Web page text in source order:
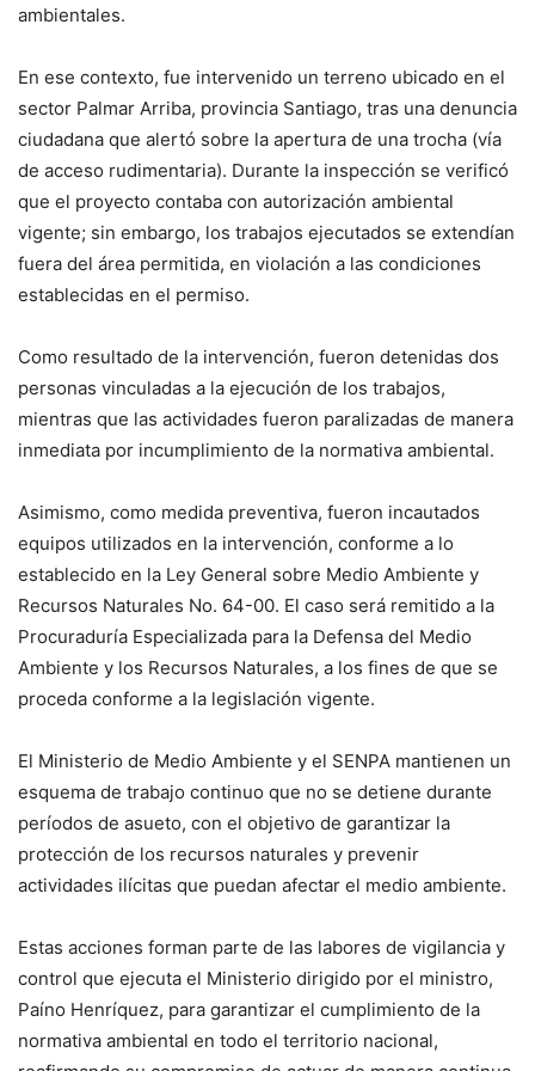
ambientales.
En ese contexto, fue intervenido un terreno ubicado en el
sector Palmar Arriba, provincia Santiago, tras una denuncia
ciudadana que alertó sobre la apertura de una trocha (vía
de acceso rudimentaria). Durante la inspección se verificó
que el proyecto contaba con autorización ambiental
vigente; sin embargo, los trabajos ejecutados se extendían
fuera del área permitida, en violación a las condiciones
establecidas en el permiso.
Como resultado de la intervención, fueron detenidas dos
personas vinculadas a la ejecución de los trabajos,
mientras que las actividades fueron paralizadas de manera
inmediata por incumplimiento de la normativa ambiental.
Asimismo, como medida preventiva, fueron incautados
equipos utilizados en la intervención, conforme a lo
establecido en la Ley General sobre Medio Ambiente y
Recursos Naturales No. 64-00. El caso será remitido a la
Procuraduría Especializada para la Defensa del Medio
Ambiente y los Recursos Naturales, a los fines de que se
proceda conforme a la legislación vigente.
El Ministerio de Medio Ambiente y el SENPA mantienen un
esquema de trabajo continuo que no se detiene durante
períodos de asueto, con el objetivo de garantizar la
protección de los recursos naturales y prevenir
actividades ilícitas que puedan afectar el medio ambiente.
Estas acciones forman parte de las labores de vigilancia y
control que ejecuta el Ministerio dirigido por el ministro,
Paíno Henríquez, para garantizar el cumplimiento de la
normativa ambiental en todo el territorio nacional,